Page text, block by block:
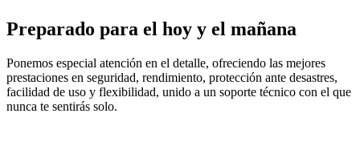
Preparado para el hoy y el mañana
Ponemos especial atención en el detalle, ofreciendo las mejores
prestaciones en seguridad, rendimiento, protección ante desastres,
facilidad de uso y flexibilidad, unido a un soporte técnico con el que
nunca te sentirás solo.